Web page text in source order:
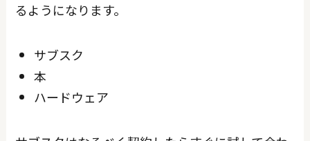
るようになります。
サブスク
本
ハードウェア